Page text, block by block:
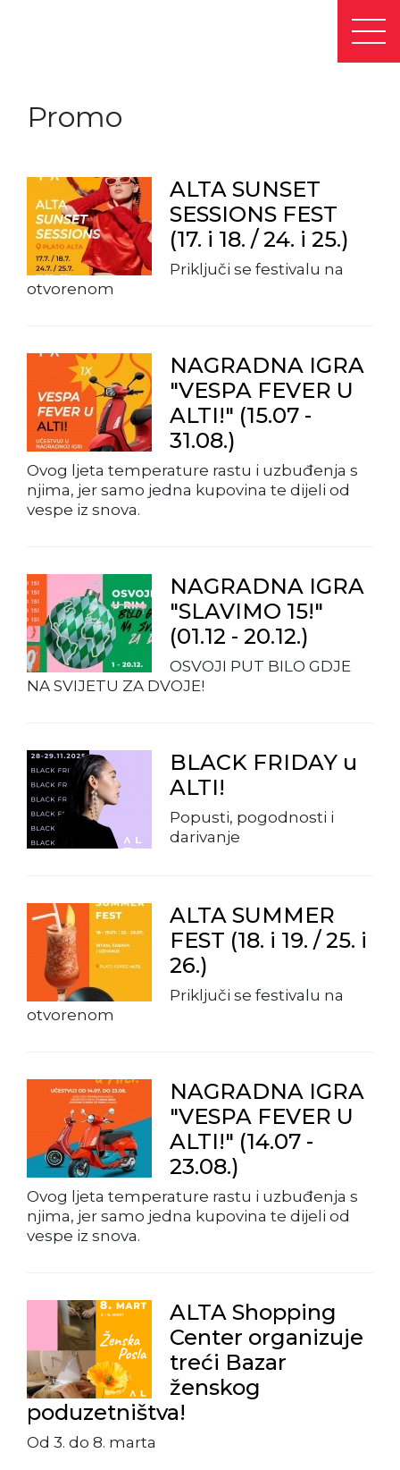
Promo
ALTA SUNSET
SESSIONS FEST
(17. i 18. / 24. i 25.)
Priključi se festivalu na
otvorenom
NAGRADNA IGRA
"VESPA FEVER U
ALTI!" (15.07 -
31.08.)
Ovog ljeta temperature rastu i uzbuđenja s
njima, jer samo jedna kupovina te dijeli od
vespe iz snova.
NAGRADNA IGRA
"SLAVIMO 15!"
(01.12 - 20.12.)
OSVOJI PUT BILO GDJE
NA SVIJETU ZA DVOJE!
BLACK FRIDAY u
ALTI!
Popusti, pogodnosti i
darivanje
ALTA SUMMER
FEST (18. i 19. / 25. i
26.)
Priključi se festivalu na
otvorenom
NAGRADNA IGRA
"VESPA FEVER U
ALTI!" (14.07 -
23.08.)
Ovog ljeta temperature rastu i uzbuđenja s
njima, jer samo jedna kupovina te dijeli od
vespe iz snova.
ALTA Shopping
Center organizuje
treći Bazar
ženskog
poduzetništva!
Od 3. do 8. marta